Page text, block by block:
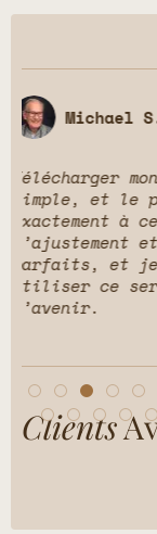
  
a été
imaginé.
sont
à
Clients